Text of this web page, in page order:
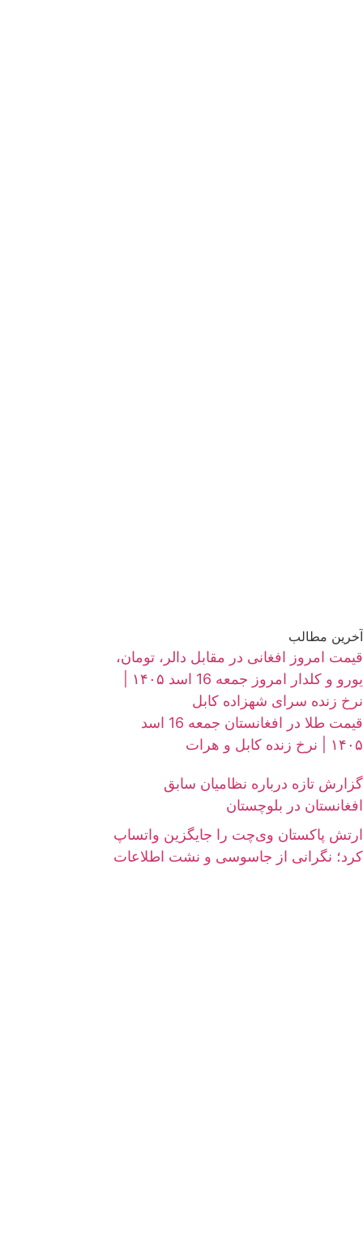
آخرین مطالب
قیمت امروز افغانی در مقابل دالر، تومان،
نرخ زنده سرای شهزاده کابل
قیمت طلا در افغانستان جمعه 16 اسد
۱۴۰۵ | نرخ زنده کابل و هرات
گزارش تازه درباره نظامیان سابق
افغانستان در بلوچستان
ارتش پاکستان وی‌چت را جایگزین واتساپ
کرد؛ نگرانی از جاسوسی و نشت اطلاعات